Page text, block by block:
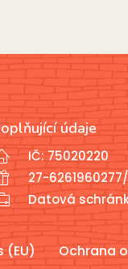
údaje
IČ: 75020220
27-
Datová
(EU) Ochrana